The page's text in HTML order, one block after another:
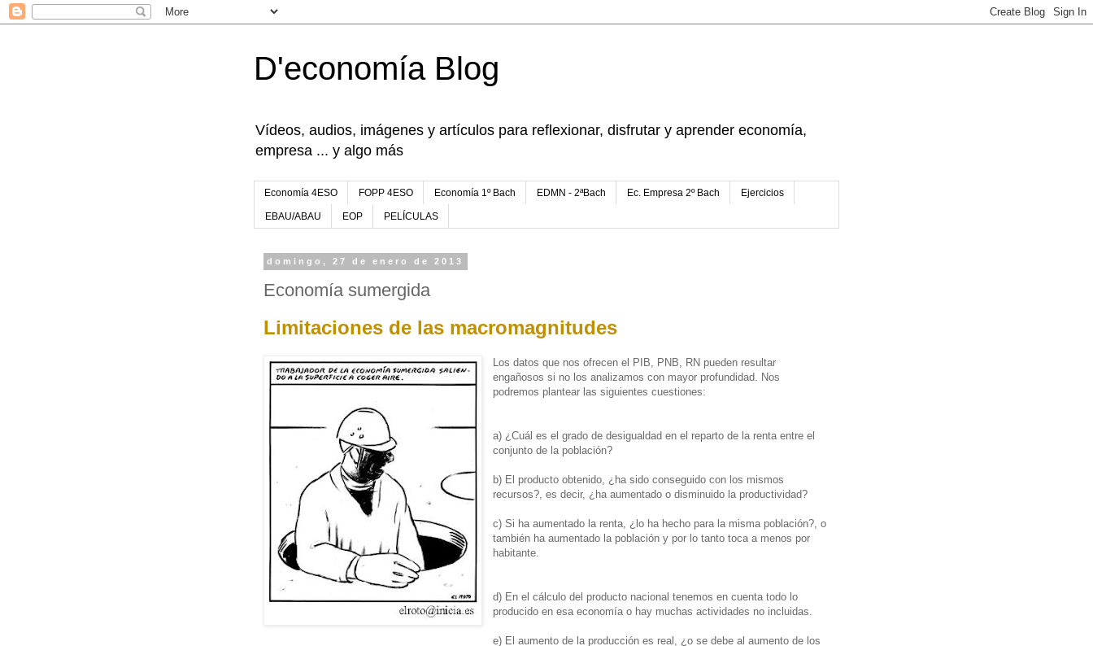
D'economía Blog
Vídeos, audios, imágenes y artículos para reflexionar, disfrutar y aprender economía,
empresa ... y algo más
Economía 4ESO FOPP 4ESO Economía 1º Bach EDMN - 2ªBach Ec. Empresa 2º Bach Ejercicios
EBAU/ABAU EOP PELÍCULAS
domingo, 27 de enero de 2013
Economía sumergida
Limitaciones de las macromagnitudes
Los datos que nos ofrecen el PIB, PNB, RN pueden resultar
engañosos si no los analizamos con mayor profundidad. Nos
podremos plantear las siguientes cuestiones:
a) ¿Cuál es el grado de desigualdad en el reparto de la renta entre el
conjunto de la población?
b) El producto obtenido, ¿ha sido conseguido con los mismos
recursos?, es decir, ¿ha aumentado o disminuido la productividad?
c) Si ha aumentado la renta, ¿lo ha hecho para la misma población?, o
también ha aumentado la población y por lo tanto toca a menos por
habitante.
d) En el cálculo del producto nacional tenemos en cuenta todo lo
producido en esa economía o hay muchas actividades no incluidas.
e) El aumento de la producción es real, ¿o se debe al aumento de los